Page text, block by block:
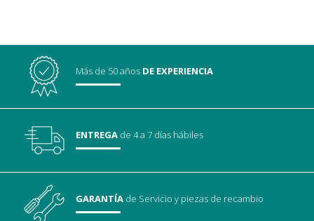
Más de 50 años DE EXPERIENCIA
ENTREGA de 4 a 7 días hábiles
GARANTÍA de Servicioy piezas de recambio